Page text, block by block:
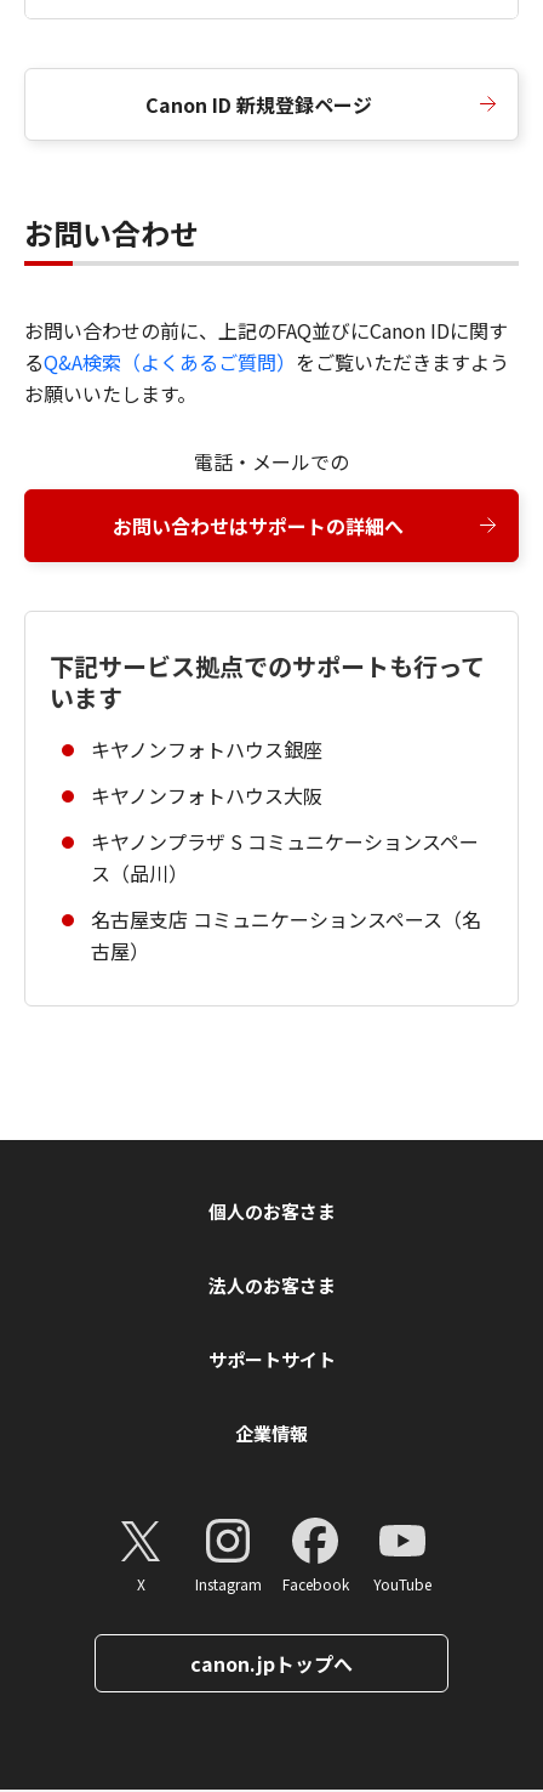
Canon ID 新規登録ページ
お問い合わせ
お問い合わせの前に、上記のFAQ並びにCanon IDに関す
るQ&A検索（よくあるご質問） をご覧いただきますよう
お願いいたします。
電話・メールでの
お問い合わせはサポートの詳細へ
下記サービス拠点でのサポートも行って
います
キヤノンフォトハウス銀座
キヤノンフォトハウス大阪
キヤノンプラザ S コミュニケーションスペー
ス（品川）
名古屋支店 コミュニケーションスペース（名
古屋）
個人のお客さま
法人のお客さま
サポートサイト
企業情報
X Instagram Facebook YouTube
canon.jpトップへ